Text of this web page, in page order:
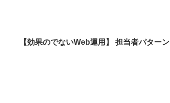
【効果のでないWeb運用】 担当者パターン